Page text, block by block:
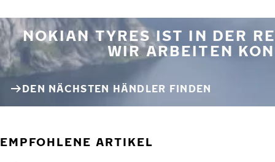
NOKIAN TYRES IST IN DER
WIR ARBEITEN
DEN NÄCHSTEN HÄNDLER FINDEN
EMPFOHLENE ARTIKEL